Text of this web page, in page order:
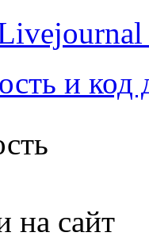
и код
на сайт